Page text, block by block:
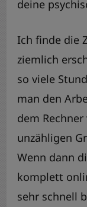
deine
Ich finde die
ziemlich
so viele
man den
dem
unzähligen
Wenn dann
komplett
sehr schnell